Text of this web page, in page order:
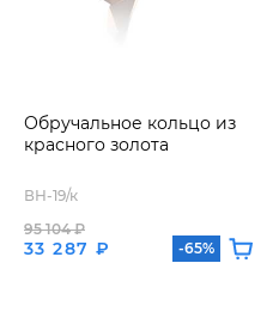
Обручальное кольцо из
красного золота
ВН-19/к
33 287 ₽
95 104 ₽
-65%